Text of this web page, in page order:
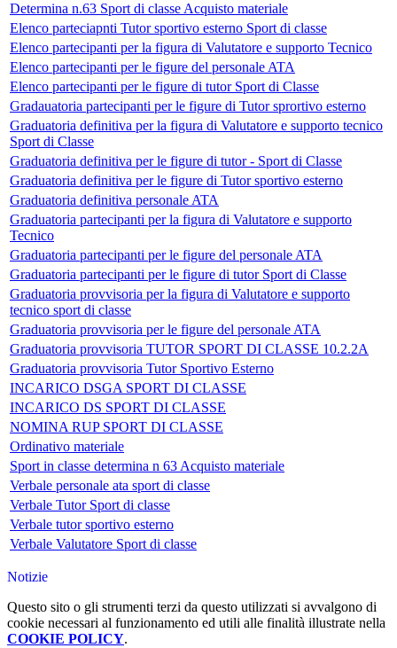
Determina n.63 Sport di classe Acquisto materiale
Elenco parteciapnti Tutor sportivo esterno Sport di classe
Elenco partecipanti per la figura di Valutatore e supporto Tecnico
Elenco partecipanti per le figure del personale ATA
Elenco partecipanti per le figure di tutor Sport di Classe
Gradauatoria partecipanti per le figure di Tutor sprortivo esterno
Graduatoria definitiva per la figura di Valutatore e supporto tecnico
Sport di Classe
Graduatoria definitiva per le figure di tutor - Sport di Classe
Graduatoria definitiva per le figure di Tutor sportivo esterno
Graduatoria definitiva personale ATA
Graduatoria partecipanti per la figura di Valutatore e supporto
Tecnico
Graduatoria partecipanti per le figure del personale ATA
Graduatoria partecipanti per le figure di tutor Sport di Classe
Graduatoria provvisoria per la figura di Valutatore e supporto
tecnico sport di classe
Graduatoria provvisoria per le figure del personale ATA
Graduatoria provvisoria TUTOR SPORT DI CLASSE 10.2.2A
Graduatoria provvisoria Tutor Sportivo Esterno
INCARICO DSGA SPORT DI CLASSE
INCARICO DS SPORT DI CLASSE
NOMINA RUP SPORT DI CLASSE
Ordinativo materiale
Sport in classe determina n 63 Acquisto materiale
Verbale personale ata sport di classe
Verbale Tutor Sport di classe
Verbale tutor sportivo esterno
Verbale Valutatore Sport di classe
Notizie
Questo sito o gli strumenti terzi da questo utilizzati si avvalgono di
cookie necessari al funzionamento ed utili alle finalità illustrate nella
COOKIE POLICY.